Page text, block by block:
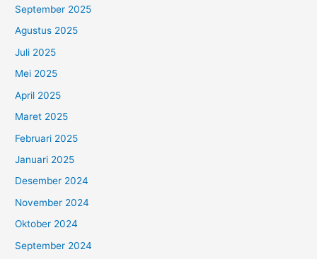
September 2025
Agustus 2025
Juli 2025
Mei 2025
April 2025
Maret 2025
Februari 2025
Januari 2025
Desember 2024
November 2024
Oktober 2024
September 2024